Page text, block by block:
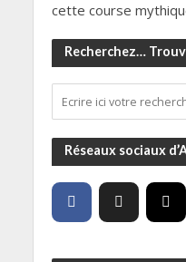
cette course
Recherchez…
Réseaux sociaux